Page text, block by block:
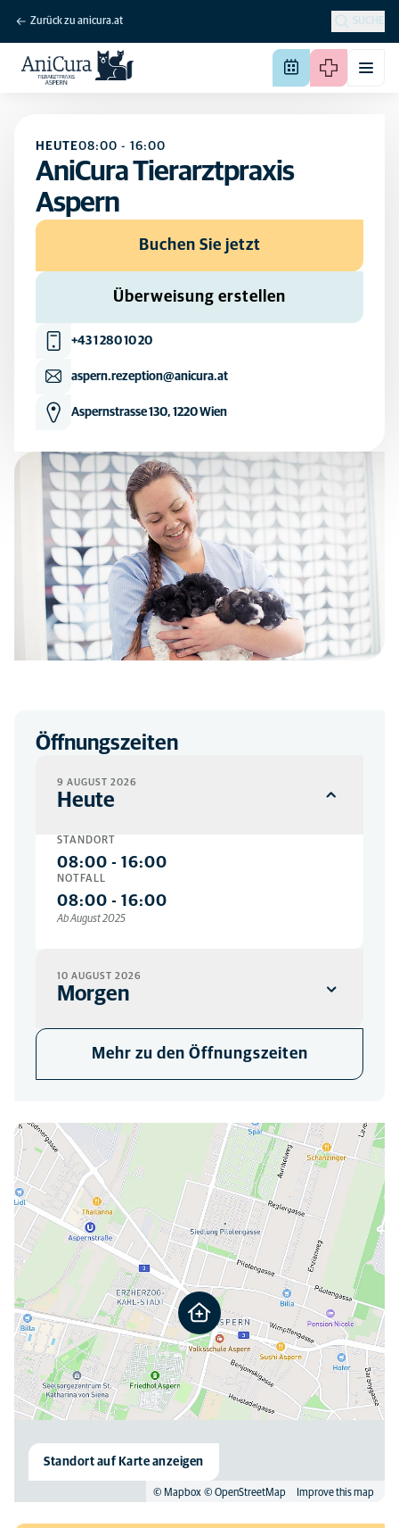
Zurück zu anicura.at SUCHE
HEUTE08:00 - 16:00
AniCura Tierarztpraxis
Aspern
Buchen Sie jetzt
Überweisung erstellen
+43 1 280 10 20
aspern.rezeption@anicura.at
Aspernstrasse 130, 1220 Wien
Öffnungszeiten
9 AUGUST 2026
Heute
STANDORT
08:00 - 16:00
NOTFALL
08:00 - 16:00
Ab August 2025
10 AUGUST 2026
Morgen
08:00-20:30
Mehr zu den Öffnungszeiten
Hier finden Sie uns
© Mapbox © OpenStreetMap Improve this map
Standort auf Karte anzeigen